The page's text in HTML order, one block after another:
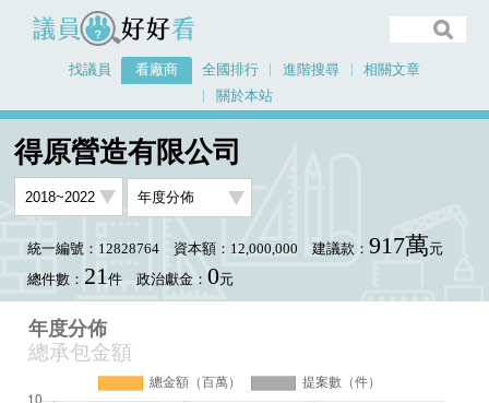
議員好好看
找議員 看廠商 全國排行 進階搜尋
相關文章
關於本站
得原營造有限公司
統一編號：12828764 資本額：12,000,000 建議款： 917萬元
總件數： 21件 政治獻金： 0元
年度分佈
總承包金額